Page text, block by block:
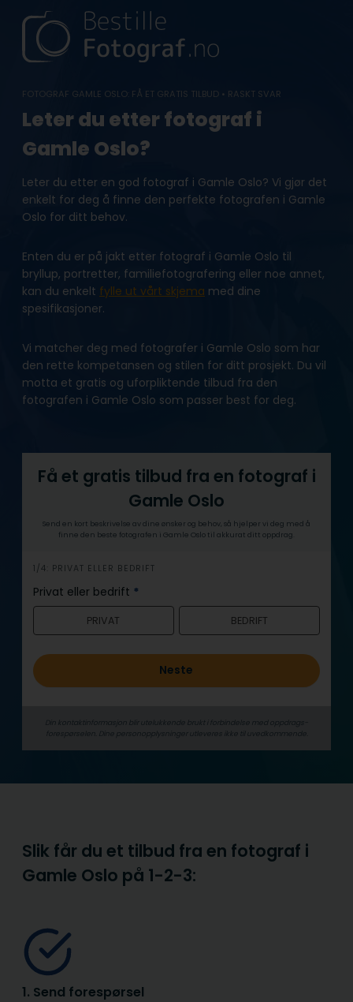
content
FOTOGRAF GAMLE OSLO: FÅ ET GRATIS TILBUD • RASKT SVAR
Leter du etter fotograf i
Gamle Oslo?
Leter du etter en god fotograf i Gamle Oslo? Vi gjør det
enkelt for deg å finne den perfekte fotografen i Gamle
Oslo for ditt behov.
Enten du er på jakt etter fotograf i Gamle Oslo til
bryllup, portretter, familiefotografering eller noe annet,
kan du enkelt fylle ut vårt skjema med dine
spesifikasjoner.
Vi matcher deg med fotografer i Gamle Oslo som har
den rette kompetansen og stilen for ditt prosjekt. Du vil
motta et gratis og uforpliktende tilbud fra den
fotografen i Gamle Oslo som passer best for deg.
Få et gratis tilbud fra en fotograf i
Gamle Oslo
Send en kort beskrivelse av dine ønsker og behov, så hjelper vi deg med å
finne den beste fotografen i Gamle Oslo til akkurat ditt oppdrag.
h
e
r
1/4: PRIVAT ELLER BEDRIFT
Privat eller bedrift *
PRIVAT BEDRIFT
Neste
Din kontaktinformasjon blir utelukkende brukt i forbindelse med oppdrags­
forespørselen. Dine person­­opplysninger utleveres ikke til uvedkommende.
Slik får du et tilbud fra en fotograf i
Gamle Oslo på 1-2-3:
1. Send forespørsel